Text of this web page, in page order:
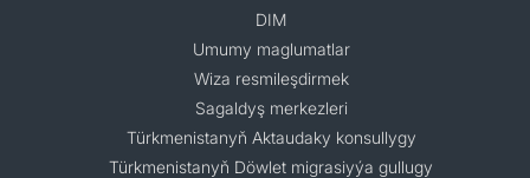
DIM
Umumy maglumatlar
Wiza resmileşdirmek
Sagaldyş merkezleri
Türkmenistanyň Aktaudaky konsullygy
Türkmenistanyň Döwlet migrasiyýa gullugy